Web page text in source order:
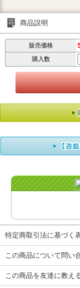
商品説明
販売価格
購入数
特定商取引法に基づく
この商品について問い
この商品を友達に教え